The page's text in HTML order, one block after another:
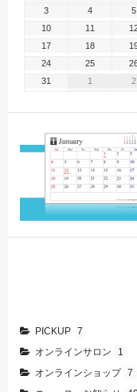
3
4 5
10
11
17
18
24
25
31
1 2
PICKUP 7
オンラインサロン
1
オンラインショップ 7